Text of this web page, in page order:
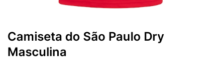
Camiseta do São Paulo Dry
Masculina